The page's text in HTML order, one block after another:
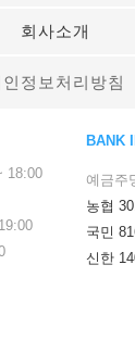
회사소개
인정보처리방침
18:00
19:00
BANK
예금주
농협
국민
신한